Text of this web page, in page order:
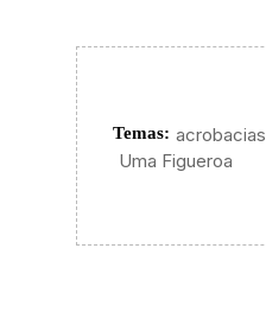
Temas: acrobacias
Uma Figueroa